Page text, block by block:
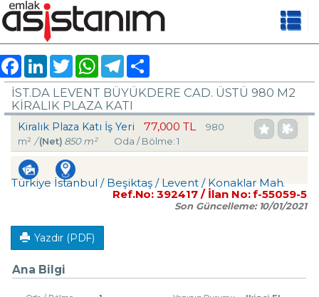
FacebookLinkedInTwitter WhatsAppTelegram
İST.DA LEVENT BÜYÜKDERE CAD. ÜSTÜ 980 M2
KIRALIK PLAZA KATI
Kiralık Plaza Katı İş Yeri 77,000 TL
980
m² /(Net) 850 m² Oda / Bölme: 1
Türkiye İstanbul / Beşiktaş/ Levent / Konaklar Mah.
Ref.No:392417 / İlan No:f-55059-5
Son Güncelleme: 10/01/2021
Yazdır (PDF)
Ana Bilgi